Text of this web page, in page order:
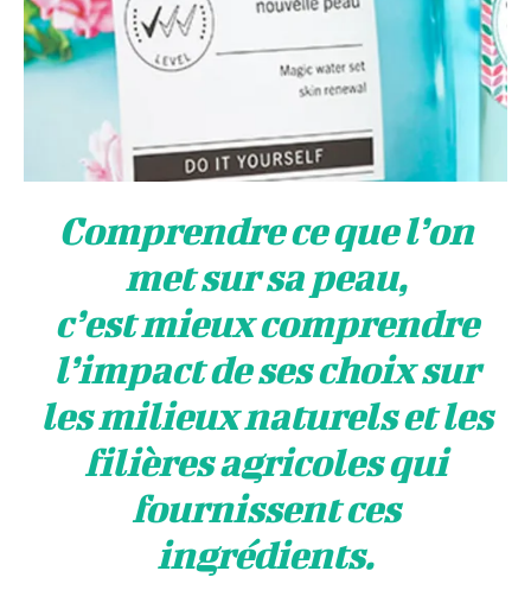
Comprendre ce que lʼon
met sur sa peau,
cʼest mieux comprendre
lʼimpact de ses choix sur
les milieux naturels et les
filières agricoles qui
fournissent ces
ingrédients.